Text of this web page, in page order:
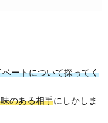
ベートについて探ってく
のある相手にしかしま